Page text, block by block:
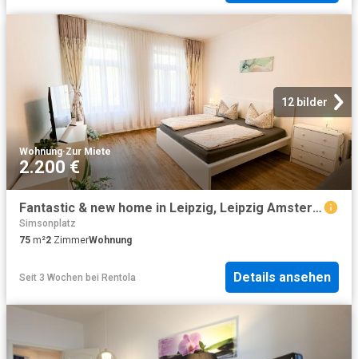
12 bilder
Wohnung·Zur Miete
2.200 €
Fantastic & new home in Leipzig, Leipzig Amsterdam Apartments for Rent
Simsonplatz
75 m²2 ZimmerWohnung
Seit 3 Wochen bei Rentola Details ansehen